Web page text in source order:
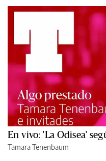
En vivo: 'La Odisea'
Tamara Tenenbaum